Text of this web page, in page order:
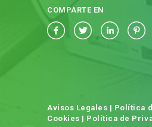
COMPARTE EN
Avisos Legales | Política
Cookies | Política de